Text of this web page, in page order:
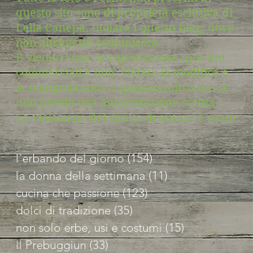
questo sito sono di proprietà esclusiva di
Lella Canepa, titolare i questo blog, dove
non altrimenti comunicato.
È vietato l'uso, la riproduzione, per fini
commerciali e non, vietata la modifica e
la manipolazione e qualsiasi altro uso se
non previa mia autorizzazione scritta.
La violazione del diritto di autore è reato
l'erbando del giorno (154)154 post
la donna della settimana (11)11 post
cucina che passione (123)123 post
dolci di tradizione (35) 35 post
non solo erbe, usi e costumi (15)15 post
Il Prebuggiun (33)33 post